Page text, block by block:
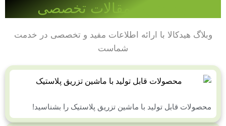
جدیدترین مقالات تخصصی
وبلاگ هیدکالا با ارائه اطلاعات مفید و تخصصی در خدمت
شماست
محصولات قابل تولید با ماشین تزریق پلاستیک را بشناسید!